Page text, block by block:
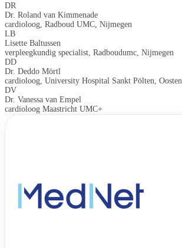
DR
Dr. Roland van Kimmenade
cardioloog, Radboud UMC, Nijmegen
LB
Lisette Baltussen
verpleegkundig specialist, Radboudumc, Nijmegen
DD
Dr. Deddo Mörtl
cardioloog, University Hospital Sankt Pölten,
DV
Dr. Vanessa van Empel
cardioloog Maastricht UMC+